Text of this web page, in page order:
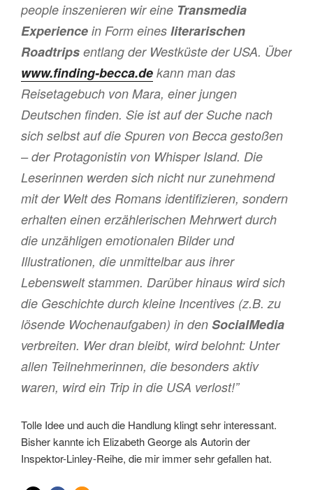
people inszenieren wir eine Transmedia
Experience in Form eines literarischen
Roadtrips entlang der Westküste der USA. Über
www.finding-becca.de kann man das
Reisetagebuch von Mara, einer jungen
Deutschen finden. Sie ist auf der Suche nach
sich selbst auf die Spuren von Becca gestoßen
– der Protagonistin von Whisper Island. Die
Leserinnen werden sich nicht nur zunehmend
mit der Welt des Romans identifizieren, sondern
erhalten einen erzählerischen Mehrwert durch
die unzähligen emotionalen Bilder und
Illustrationen, die unmittelbar aus ihrer
Lebenswelt stammen. Darüber hinaus wird sich
die Geschichte durch kleine Incentives (z.B. zu
lösende Wochenaufgaben) in den SocialMedia
verbreiten. Wer dran bleibt, wird belohnt: Unter
allen Teilnehmerinnen, die besonders aktiv
waren, wird ein Trip in die USA verlost!”
Tolle Idee und auch die Handlung klingt sehr interessant.
Bisher kannte ich Elizabeth George als Autorin der
Inspektor-Linley-Reihe, die mir immer sehr gefallen hat.